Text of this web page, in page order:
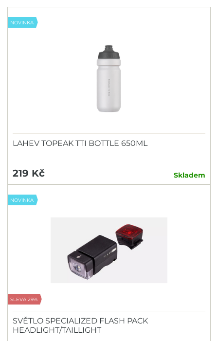
NOVINKA
LAHEV TOPEAK TTI BOTTLE 650ML
219 Kč Skladem
NOVINKA
SLEVA 29%
SVĚTLO SPECIALIZED FLASH PACK
HEADLIGHT/TAILLIGHT